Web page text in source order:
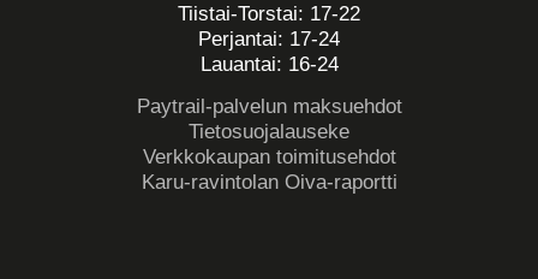
Tiistai-Torstai: 17-22
Perjantai: 17-24
Lauantai: 16-24
Paytrail-palvelun maksuehdot
Tietosuojalauseke
Verkkokaupan toimitusehdot
Karu-ravintolan Oiva-raportti